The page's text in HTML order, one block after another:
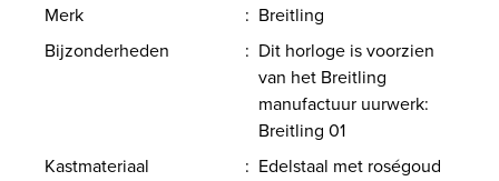
Merk
: Breitling
Bijzonderheden
: Dit horloge is voorzien
van het Breitling
manufactuur uurwerk:
Breitling 01
Kastmateriaal
: Edelstaal met roségoud